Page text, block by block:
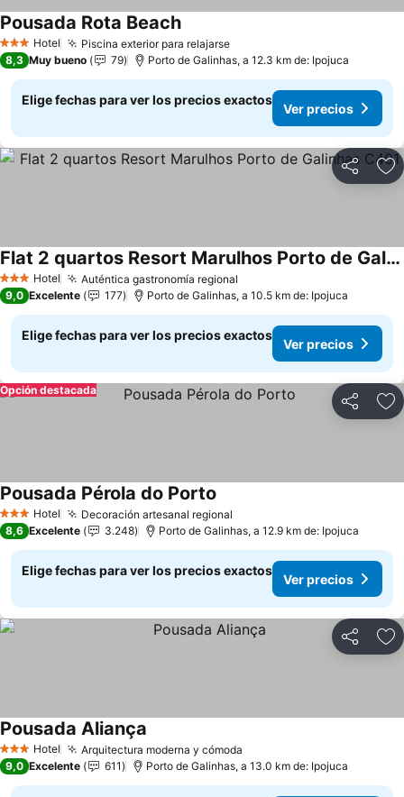
3 Estrellas
Hotel Piscina exterior para relajarseVer precios
Pousada Rota BeachVer precios
8,3 Muy bueno 79 Porto de Galinhas, a 12.3 km de: Ipojuca
Elige fechas para ver los precios exactos
Ver precios
Compartir
3 Estrellas
Hotel Auténtica gastronomía regional
Flat 2 quartos Resort Marulhos Porto de Galinhas C401
Ver precios
9,0 Excelente 177 Porto de Galinhas, a 10.5 km de: Ipojuca
Elige fechas para ver los precios exactos
Ver precios
Compartir
Opción destacada
3 Estrellas
Hotel Decoración artesanal regional
Pousada Pérola do Porto
8,6 Excelente 3.248 Porto de Galinhas, a 12.9 km de: Ipojuca
Elige fechas para ver los precios exactos
Ver precios
Compartir
3 Estrellas
Hotel Arquitectura moderna y cómoda
Pousada Aliança
9,0 Excelente 611 Porto de Galinhas, a 13.0 km de: Ipojuca